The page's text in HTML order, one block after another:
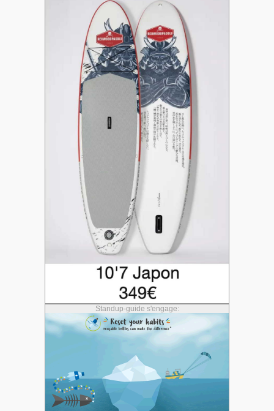
Standup-guide s'engage: